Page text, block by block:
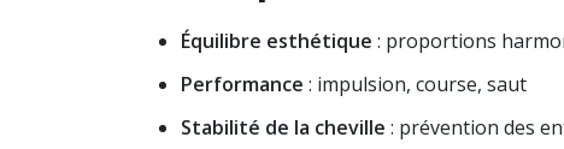
Équilibre esthétique : proportions
Performance : impulsion, course, saut
Stabilité de la cheville : prévention des